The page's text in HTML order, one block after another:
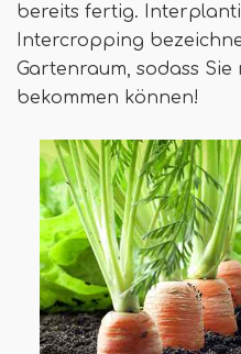
bereits fertig.
Intercropping
Gartenraum, sodass
bekommen können!